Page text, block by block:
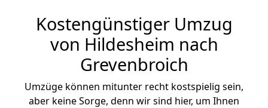
Kostengünstiger Umzug
von Hildesheim nach
Grevenbroich
Umzüge können mitunter recht kostspielig sein,
aber keine Sorge, denn wir sind hier, um Ihnen